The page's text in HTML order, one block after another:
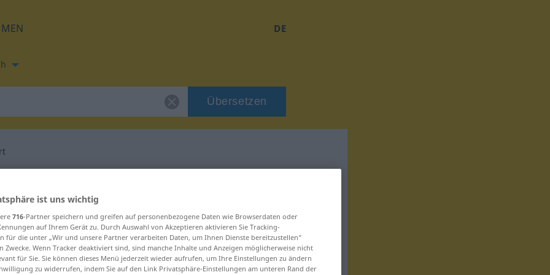
DE
Übersetzen
für "routiniert"
ist uns wichtig
716-Partner speichern und greifen auf personenbezogene Daten wie Browserdaten oder
auf Ihrem Gerät zu. Durch Auswahl von Akzeptieren aktivieren Sie Tracking-
für die unter „Wir und unsere Partner verarbeiten Daten, um Ihnen Dienste bereitzustellen“
Zwecke. Wenn Tracker deaktiviert sind, sind manche Inhalte und Anzeigen möglicherweise nicht
für Sie. Sie können dieses Menü jederzeit wieder aufrufen, um Ihre Einstellungen zu ändern
zu widerrufen, indem Sie auf den Link Privatsphäre-Einstellungen am unteren Rand der